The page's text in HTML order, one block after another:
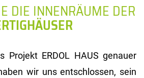
DIE INNENRÄUME DER
Projekt ERDOL HAUS genauer
wir uns entschlossen, sein